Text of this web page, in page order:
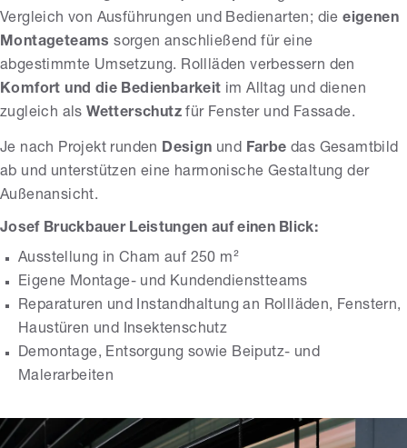
Vergleich von Ausführungen und Bedienarten; dieeigenen
Montageteams sorgen anschließend für eine
abgestimmte Umsetzung. Rollläden verbessern den
Komfort und die Bedienbarkeit im Alltag und dienen
zugleich als Wetterschutz für Fenster und Fassade.
Je nach Projekt runden Design und Farbe das Gesamtbild
ab und unterstützen eine harmonische Gestaltung der
Außenansicht.
Josef Bruckbauer Leistungen auf einen Blick:
Ausstellung in Cham auf 250 m²
Eigene Montage- und Kundendienstteams
Reparaturen und Instandhaltung an Rollläden, Fenstern,
Haustüren und Insektenschutz
Demontage, Entsorgung sowie Beiputz- und
Malerarbeiten